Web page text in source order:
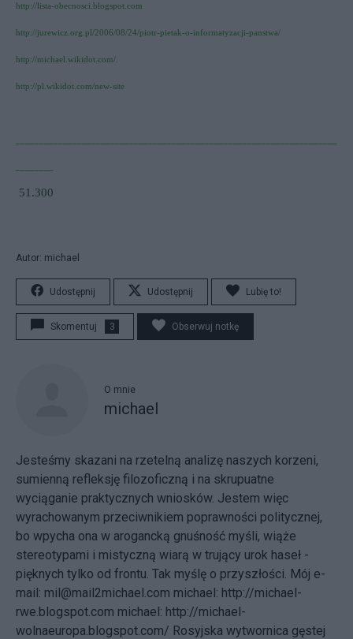
http://lista-obecnosci.blogspot.com
http://jurewicz.org.pl/2006/08/24/piotr-pietak-o-informatyzacji-panstwa/
http://michael.wikidot.com/
http://pl.wikidot.com/new-site
51.300
Autor: michael
Udostępnij Udostępnij Lubię to!
Skomentuj 3 Obserwuj notkę
O mnie
michael
Jesteśmy skazani na rzetelną analizę naszych korzeni,
sumienną refleksję filozoficzną i na skrupuatne
wyciąganie praktycznych wniosków. Jestem więc
wyrachowanym przeciwnikiem poprawności politycznej,
bo wpycha ona w arogancką gnuśność myśli, wiąże
stereotypami i mistyczną wiarą w trujący urok haseł -
pięknych tylko od frontu. Tak myślę o przyszłości. Mój e-
mail: mil@mail2michael.com michael: http://michael-
rwe.blogspot.com michael: http://michael-
wolnaeuropa.blogspot.com/ Rosyjska wytwornica gęstej